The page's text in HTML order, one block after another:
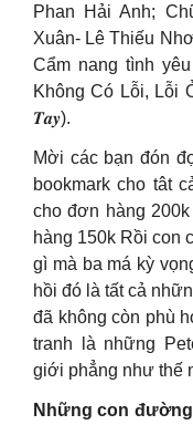
Phan Hải Anh;
Xuân- Lê Thiếu
Cẩm nang tình
Không Có Lỗi, Lỗi
𝑻𝒂𝒚).
Mời các bạn đón
bookmark cho tât
cho đơn hàng
hàng 150k Rồi con
gì mà ba má kỳ
hồi đó là tất cả
đã không còn phù
tranh là những
giới phẳng như thế
Những con